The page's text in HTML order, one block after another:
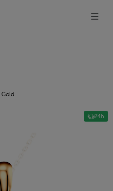
Gold
24h